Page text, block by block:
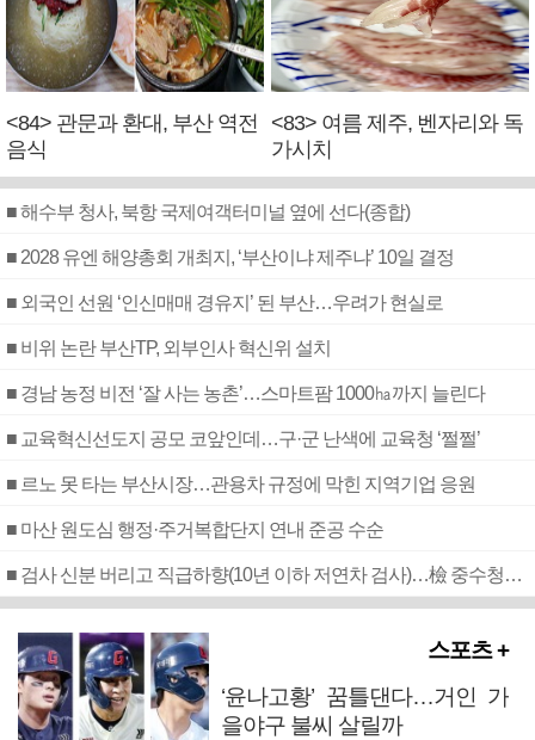
<84> 관문과 환대, 부산 역전
음식
<83> 여름 제주, 벤자리와 독
가시치
■ 해수부 청사, 북항 국제여객터미널 옆에 선다(종합)
■ 2028 유엔 해양총회 개최지, ‘부산이냐 제주냐’ 10일 결정
■ 외국인 선원 ‘인신매매 경유지’ 된 부산…우려가 현실로
■ 비위 논란 부산TP, 외부인사 혁신위 설치
■ 경남 농정 비전 ‘잘 사는 농촌’…스마트팜 1000㏊까지 늘린다
■ 교육혁신선도지 공모 코앞인데…구·군 난색에 교육청 ‘쩔쩔’
■ 르노 못 타는 부산시장…관용차 규정에 막힌 지역기업 응원
■ 마산 원도심 행정·주거복합단지 연내 준공 수순
■ 검사 신분 버리고 직급하향(10년 이하 저연차 검사)…檢 중수청행 기피
스포츠 +
‘윤나고황’ 꿈틀댄다…거인 가
을야구 불씨 살릴까